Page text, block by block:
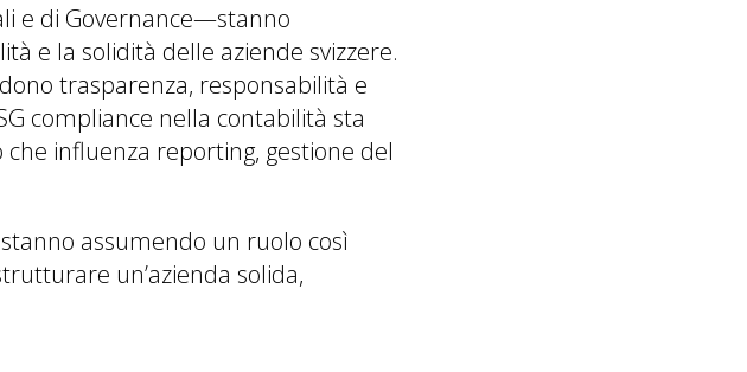
e di Governance—stanno
e la solidità delle aziende svizzere.
trasparenza, responsabilità e
compliance nella contabilità sta
influenza reporting, gestione del
assumendo un ruolo così
un’azienda solida,